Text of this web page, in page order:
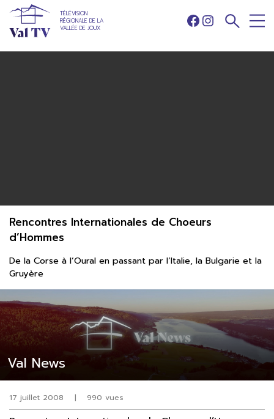
TÉLÉVISION
RÉGIONALE DE LA
VALLÉE DE JOUX
Facebook
Instagram
Val News
17 juillet 2008 | 990 vues
Rencontres Internationales de Choeurs
d’Hommes
De la Corse à l’Oural en passant par l’Italie, la Bulgarie et la
Gruyère